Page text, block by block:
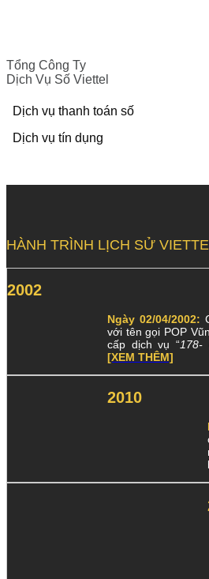
Tổng Công Ty
Dịch Vụ Số Viettel
Dịch vụ thanh toán số
Dịch vụ tín dụng
HÀNH TRÌNH LỊCH SỬ
2002
Ngày 02/04/2002:
với tên gọi POP
cấp dịch vụ “178-
[XEM THÊM]
2010